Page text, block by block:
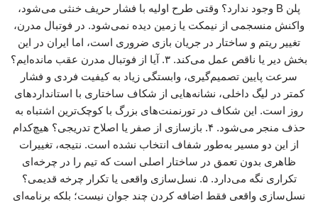
پلن B وجود ندارد؟ وقتی طرح اولیه با فشار حریف خنثی می‌شود،
واکنش منسجمی از نیمکت یا زمین دیده نمی‌شود. در فوتبال مدرن،
تغییر ریتم و ساختار در جریان بازی ضروری است، اما ایران در این
بخش دیر یا ناقص عمل می‌کند. ۳. آیا از فوتبال مدرن عقب مانده‌ایم؟
سرعت پایین تصمیم‌گیری، وابستگی زیاد به کیفیت فردی و فشار
کمتر در لیگ داخلی، نشانه‌هایی از شکاف ساختاری با استانداردهای
روز است. این شکاف در تورنمنت‌های بزرگ با کوچک‌ترین اشتباه به
حذف منجر می‌شود. ۴. بازسازی از صفر یا اصلاح تدریجی؟ هیچ‌کدام
از این دو مسیر به‌طور شفاف انتخاب نشده است. نتیجه، تغییرات
ظاهری بدون تعمق در ساختار اصلی است که تیم را در چرخه‌ای
تکراری نگه می‌دارد. ۵. نسل‌سازی واقعی یا تکرار چرخه قدیمی؟
نسل‌سازی واقعی فقط اضافه کردن چند جوان نیست؛ بلکه برنامه‌ای